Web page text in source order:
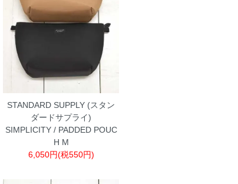
STANDARD SUPPLY (スタン
ダードサプライ)
SIMPLICITY / PADDED POUC
H M
6,050円(税550円)